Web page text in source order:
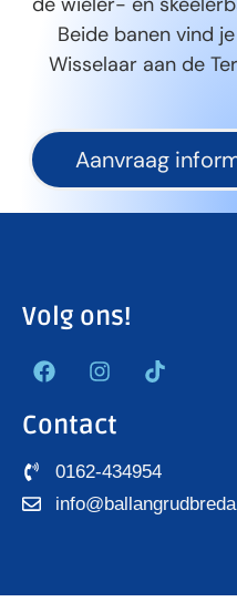
Beide banen vind
Wisselaar aan de
Aanvraag
Volg ons!
Contact
0162-434954